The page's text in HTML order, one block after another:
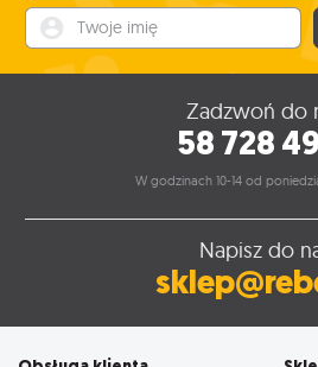
Zadzwoń do
58 728
W godzinach 10-14 od
Napisz do